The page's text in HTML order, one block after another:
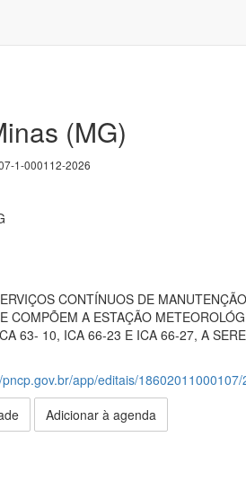
(MG)
1-000112-2026
CONTÍNUOS DE
COMPÕEM A ESTAÇÃO
63- 10, ICA 66-23 E ICA 66-27, A
app/editais/
Adicionar à agenda